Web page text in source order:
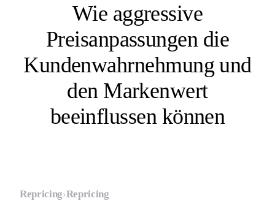
Wie aggressive
Preisanpassungen die
Kundenwahrnehmung und
den Markenwert
beeinflussen können
Repricing›Repricing